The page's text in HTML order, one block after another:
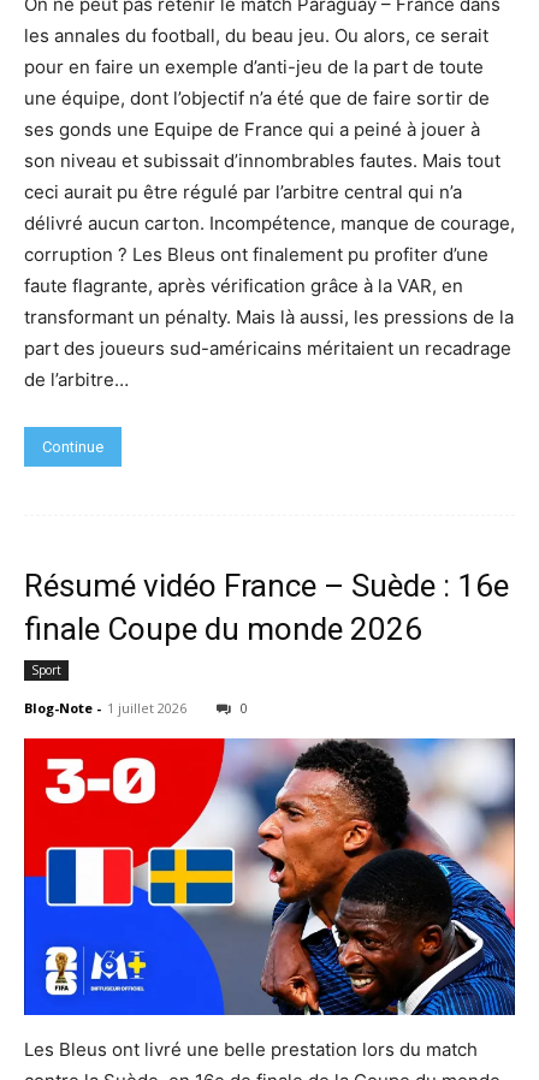
On ne peut pas retenir le match Paraguay – France dans
les annales du football, du beau jeu. Ou alors, ce serait
pour en faire un exemple d’anti-jeu de la part de toute
une équipe, dont l’objectif n’a été que de faire sortir de
ses gonds une Equipe de France qui a peiné à jouer à
son niveau et subissait d’innombrables fautes. Mais tout
ceci aurait pu être régulé par l’arbitre central qui n’a
délivré aucun carton. Incompétence, manque de courage,
corruption ? Les Bleus ont finalement pu profiter d’une
faute flagrante, après vérification grâce à la VAR, en
transformant un pénalty. Mais là aussi, les pressions de la
part des joueurs sud-américains méritaient un recadrage
de l’arbitre…
Continue
Résumé vidéo France – Suède : 16e
finale Coupe du monde 2026
Sport
Blog-Note - 1 juillet 2026 0
Les Bleus ont livré une belle prestation lors du match